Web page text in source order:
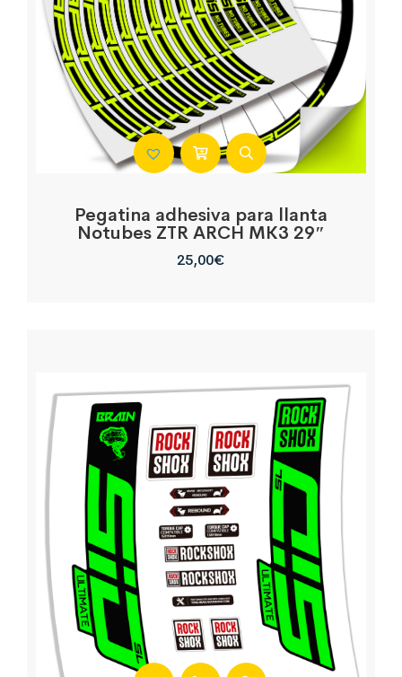
Pegatina adhesiva para llanta
Notubes ZTR ARCH MK3 29″
25,00€